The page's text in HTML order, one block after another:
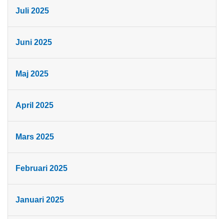
Juli 2025
Juni 2025
Maj 2025
April 2025
Mars 2025
Februari 2025
Januari 2025